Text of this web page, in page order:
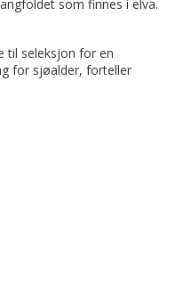
som finnes i elva.
til seleksjon for en
for sjøalder, forteller